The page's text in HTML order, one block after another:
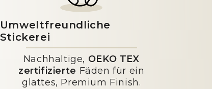
Umweltfreundliche
Stickerei
Nachhaltige, OEKO TEX
zertifizierte Fäden für ein
glattes, Premium Finish.